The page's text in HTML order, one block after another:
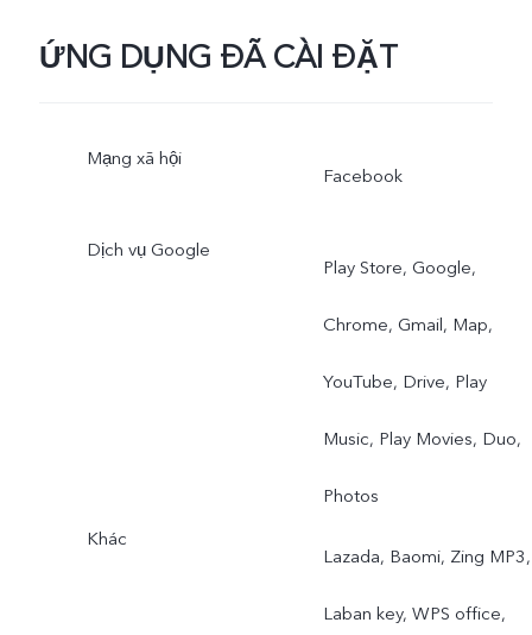
ỨNG DỤNG ĐÃ CÀI ĐẶT
Mạng xã hội
Facebook
Dịch vụ Google
Play Store, Google,
Chrome, Gmail, Map,
YouTube, Drive, Play
Music, Play Movies, Duo,
Photos
Khác
Lazada, Baomi, Zing MP3,
Laban key, WPS office,